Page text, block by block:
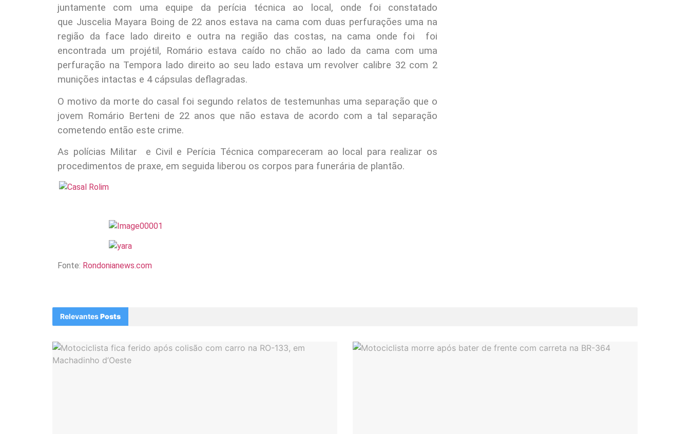
juntamente com uma equipe da perícia técnica ao local, onde foi constatado
que Juscelia Mayara Boing de 22 anos estava na cama com duas perfurações uma na
região da face lado direito e outra na região das costas, na cama onde foi foi
encontrada um projétil, Romário estava caído no chão ao lado da cama com uma
perfuração na Tempora lado direito ao seu lado estava um revolver calibre 32 com 2
munições intactas e 4 cápsulas deflagradas.
O motivo da morte do casal foi segundo relatos de testemunhas uma separação que o
jovem Romário Berteni de 22 anos que não estava de acordo com a tal separação
cometendo então este crime.
As polícias Militar e Civil e Perícia Técnica compareceram ao local para realizar os
procedimentos de praxe, em seguida liberou os corpos para funerária de plantão.
Fonte: Rondonianews.com
RelevantesPosts